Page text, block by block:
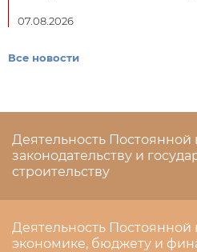
07.08.2026
Все новости
Деятельность
законодательству и
строительству
Деятельность
экономике, бюджету и